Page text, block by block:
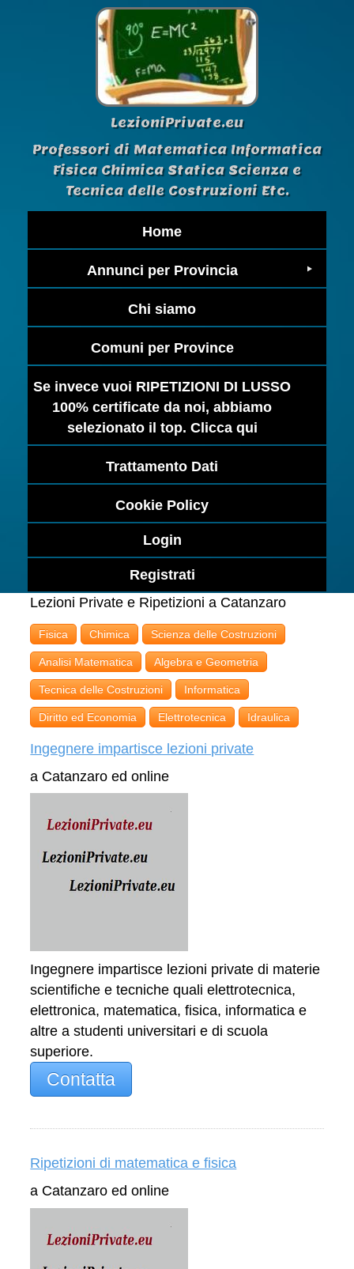
LezioniPrivate.eu
Professori di Matematica Informatica
Fisica Chimica Statica Scienza e
Tecnica delle Costruzioni Etc.
Home
Annunci per Provincia
Chi siamo
Comuni per Province
Se invece vuoi RIPETIZIONI DI LUSSO
100% certificate da noi, abbiamo
selezionato il top. Clicca qui
Trattamento Dati
Cookie Policy
Login
Registrati
Lezioni Private e Ripetizioni a Catanzaro
Fisica Chimica Scienza delle Costruzioni
Analisi Matematica Algebra e Geometria
Tecnica delle Costruzioni Informatica
Diritto ed Economia Elettrotecnica Idraulica
Ingegnere impartisce lezioni private
a Catanzaro ed online
Ingegnere impartisce lezioni private di materie
scientifiche e tecniche quali elettrotecnica,
elettronica, matematica, fisica, informatica e
altre a studenti universitari e di scuola
superiore.
Contatta
Ripetizioni di matematica e fisica
a Catanzaro ed online